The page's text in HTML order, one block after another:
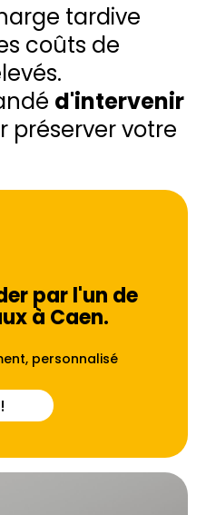
tardive
coûts de
d'intervenir
préserver votre
par l'un de
à Caen.
personnalisé